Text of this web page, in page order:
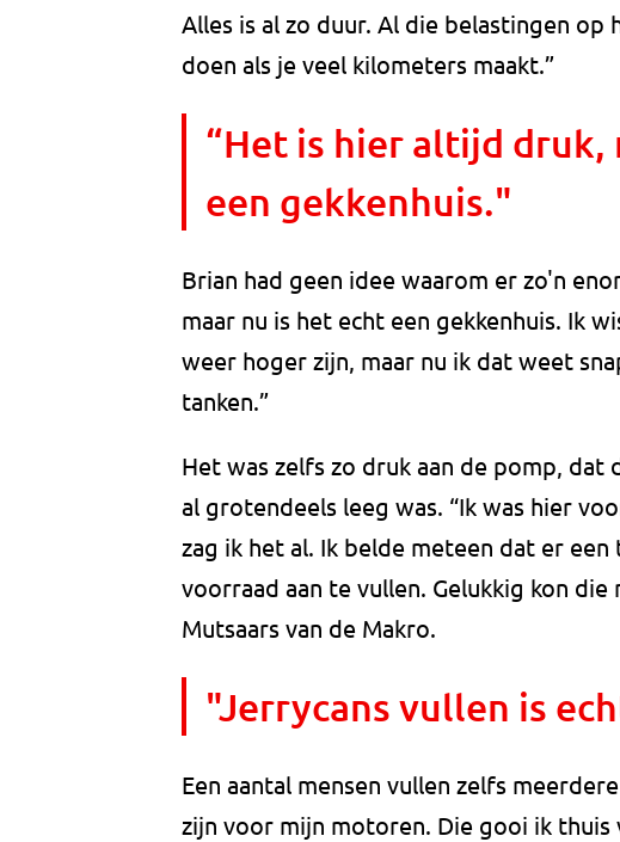
Alles is al zo duur. Al die belastingen
doen als je veel kilometers maakt.”
“Het is hier altijd druk,
een gekkenhuis."
Brian had geen idee waarom er zo'n
maar nu is het echt een gekkenhuis. Ik
weer hoger zijn, maar nu ik dat weet
tanken.”
Het was zelfs zo druk aan de pomp,
al grotendeels leeg was. “Ik was hier
zag ik het al. Ik belde meteen dat er
voorraad aan te vullen. Gelukkig kon
Mutsaars van de Makro.
"Jerrycans vullen is
Een aantal mensen vullen zelfs
zijn voor mijn motoren. Die gooi ik thuis